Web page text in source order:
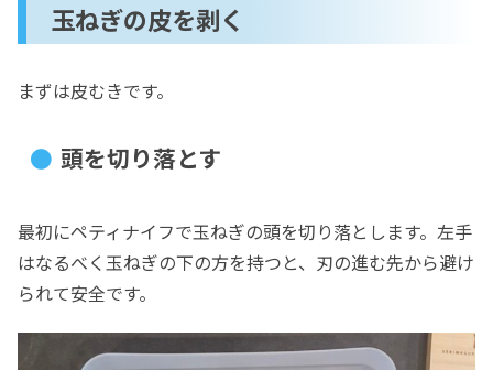
玉ねぎの皮を剥く
まずは皮むきです。
頭を切り落とす
最初にペティナイフで玉ねぎの頭を切り落とします。左手
はなるべく玉ねぎの下の方を持つと、刃の進む先から避け
られて安全です。